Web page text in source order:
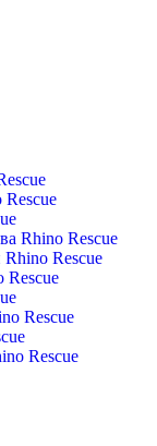
Rhino Rescue
Rescue
Rescue
Rescue